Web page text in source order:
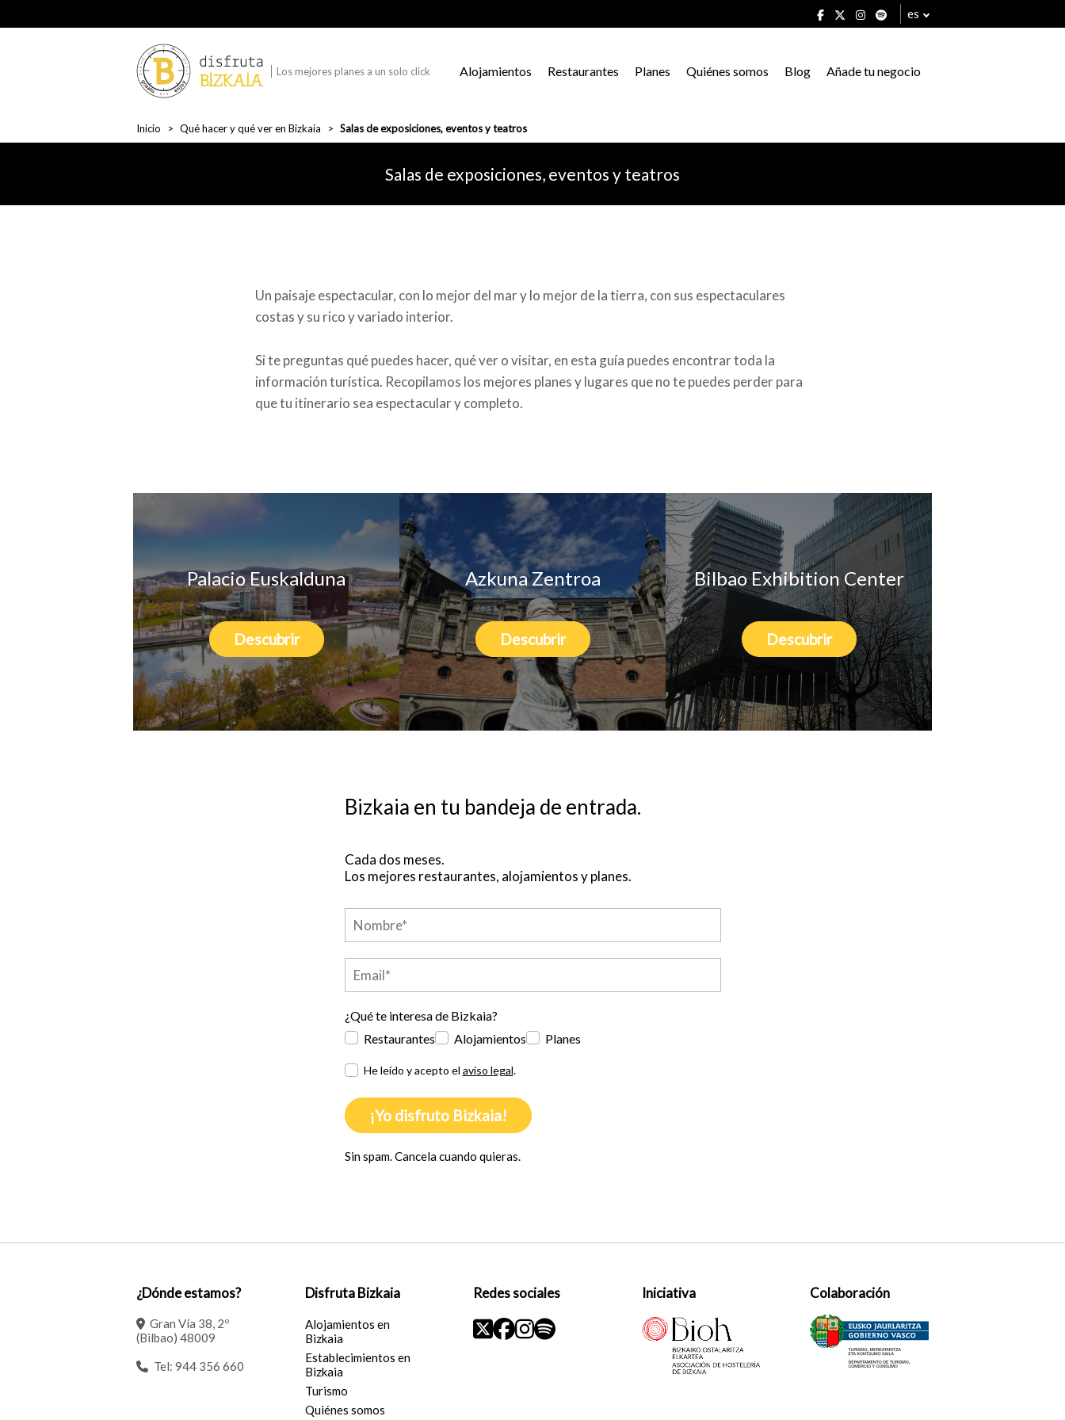
es
Los mejores planes a un solo click Alojamientos Restaurantes Planes Quiénes somos Blog Añade tu negocio
Inicio Qué hacer y qué ver en Bizkaia Salas de exposiciones, eventos y teatros
Salas de exposiciones, eventos y teatros
Un paisaje espectacular, con lo mejor del mar y lo mejor de la tierra, con sus espectaculares
costas y su rico y variado interior.
Si te preguntas qué puedes hacer, qué ver o visitar, en esta guía puedes encontrar toda la
información turística. Recopilamos los mejores planes y lugares que no te puedes perder para
que tu itinerario sea espectacular y completo.
Palacio Euskalduna
Descubrir
Azkuna Zentroa
Descubrir
Bilbao Exhibition Center
Descubrir
Bizkaia en tu bandeja de entrada.
Cada dos meses.
Los mejores restaurantes, alojamientos y planes.
¿Qué te interesa de Bizkaia?
Restaurantes
Alojamientos Planes
He leído y acepto el aviso legal.
¡Yo disfruto Bizkaia!
Sin spam. Cancela cuando quieras.
¿Dónde estamos?
Gran Vía 38, 2º
(Bilbao) 48009
Tel: 944 356 660
Disfruta Bizkaia
Alojamientos en
Bizkaia
Establecimientos en
Bizkaia
Turismo
Quiénes somos
Redes sociales Iniciativa Colaboración